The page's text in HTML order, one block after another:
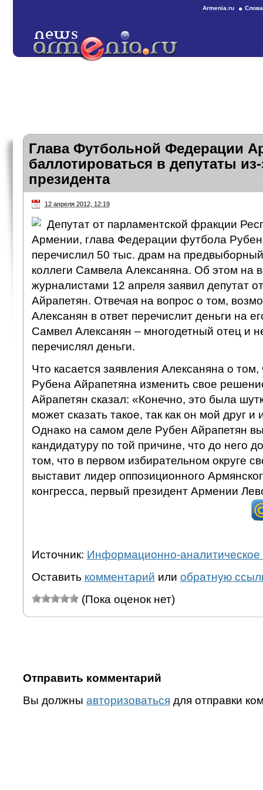
Armenia.ru
Глава Футбольной Федерации
баллотироваться в депутаты
президента
12 апреля 2012, 12:19
Депутат от парламентской фракции
Армении, глава Федерации футбола
перечислил 50 тыс. драм на предвыборный
коллеги Самвела Алексаняна. Об этом на
журналистами 12 апреля заявил депутат
Айрапетян. Отвечая на вопрос о том,
Алексанян в ответ перечислит деньги на
Самвел Алексанян – многодетный отец и
перечислял деньги.
Что касается заявления Алексаняна о
Рубена Айрапетяна изменить свое
Айрапетян сказал: «Конечно, это была
может сказать такое, так как он мой друг и
Однако на самом деле Рубен Айрапетян
кандидатуру по той причине, что до него
том, что в первом избирательном округе
выставит лидер оппозиционного
конгресса, первый президент Армении
Источник: Информационно-аналитическое
Оставить комментарий или обратную
(Пока оценок нет)
Отправить комментарий
Вы должны авторизоваться для отправки